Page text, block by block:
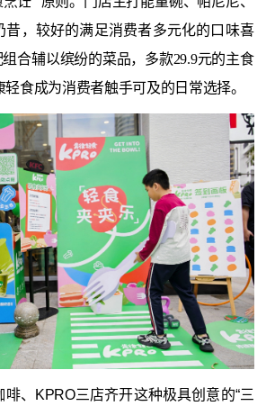
昔，较好的满足消费者多元化的口味喜
合辅以缤纷的菜品，多款29.9元的主食
食成为消费者触手可及的日常选择。
、KPRO三店齐开这种极具创意的“三